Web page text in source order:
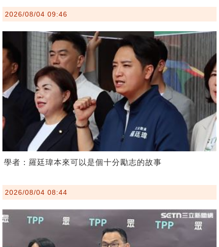
2026/08/04 09:46
學者：羅廷瑋本來可以是個十分勵志的故事
2026/08/04 08:44